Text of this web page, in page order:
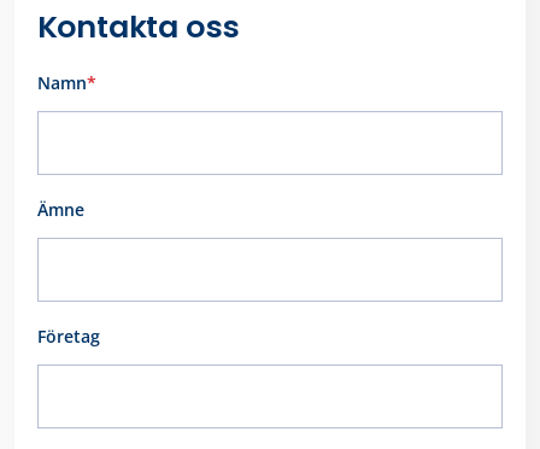
Kontakta oss
Namn*
Ämne
Företag